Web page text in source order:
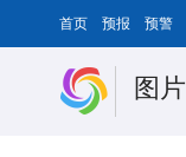
首页 预报 预警
图片